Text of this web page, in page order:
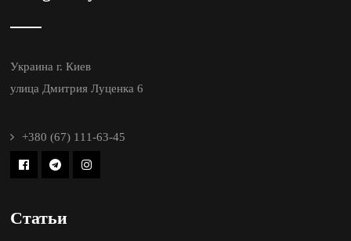
Украина г. Киев
улица Дмитрия Луценка 6
+380 (67) 111-63-45
Статьи